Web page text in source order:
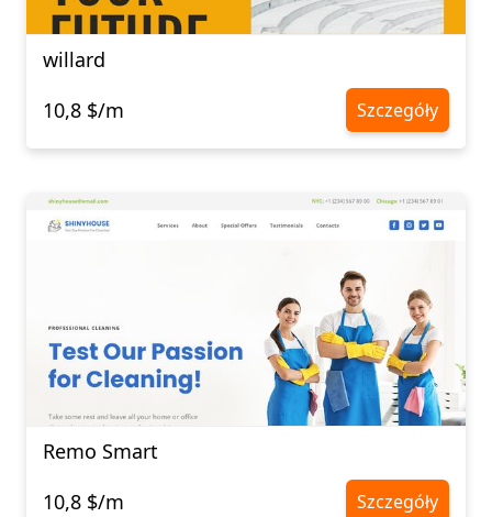
willard
10,8 $/m
Szczegóły
Remo Smart
10,8 $/m
Szczegóły